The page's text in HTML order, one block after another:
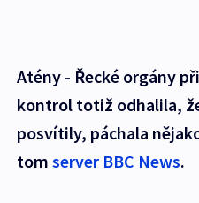
Atény - Řecké orgány
kontrol totiž odhalila,
posvítily, páchala
tom server BBC News.